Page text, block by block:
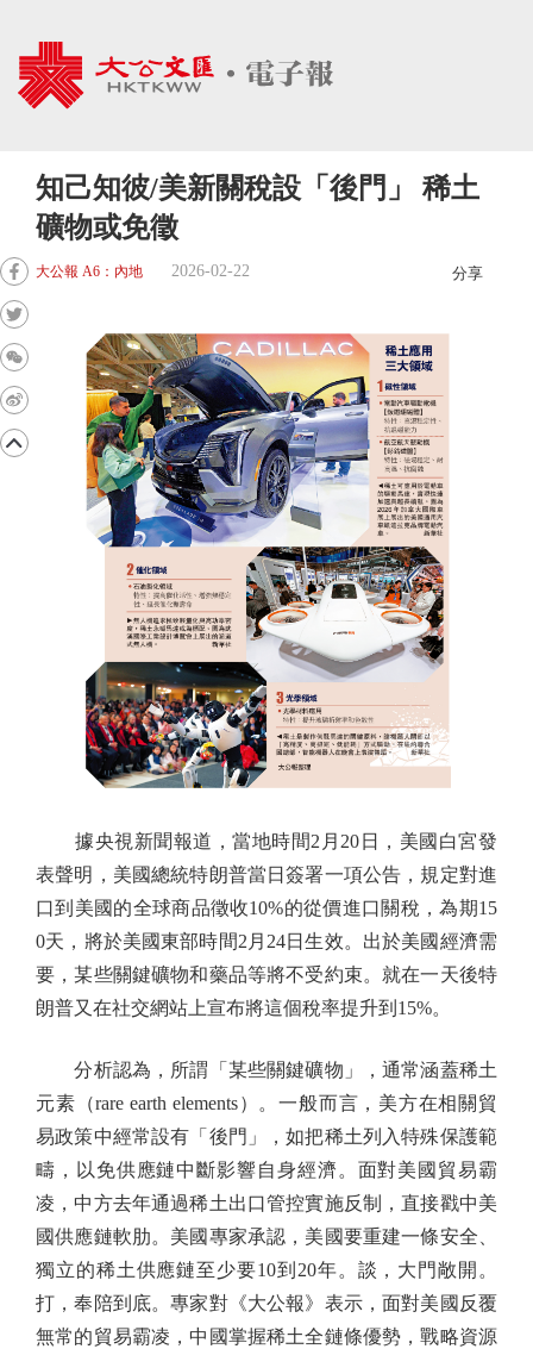
知己知彼/美新關稅設「後門」 稀土
礦物或免徵
大公報 A6：內地 2026-02-22 分享
據央視新聞報道，當地時間2月20日，美國白宮發
表聲明，美國總統特朗普當日簽署一項公告，規定對進
口到美國的全球商品徵收10%的從價進口關稅，為期15
0天，將於美國東部時間2月24日生效。出於美國經濟需
要，某些關鍵礦物和藥品等將不受約束。就在一天後特
朗普又在社交網站上宣布將這個稅率提升到15%。
分析認為，所謂「某些關鍵礦物」，通常涵蓋稀土
元素（rare earth elements）。一般而言，美方在相關貿
易政策中經常設有「後門」，如把稀土列入特殊保護範
疇，以免供應鏈中斷影響自身經濟。面對美國貿易霸
凌，中方去年通過稀土出口管控實施反制，直接戳中美
國供應鏈軟肋。美國專家承認，美國要重建一條安全、
獨立的稀土供應鏈至少要10到20年。談，大門敞開。
打，奉陪到底。專家對《大公報》表示，面對美國反覆
無常的貿易霸凌，中國掌握稀土全鏈條優勢，戰略資源